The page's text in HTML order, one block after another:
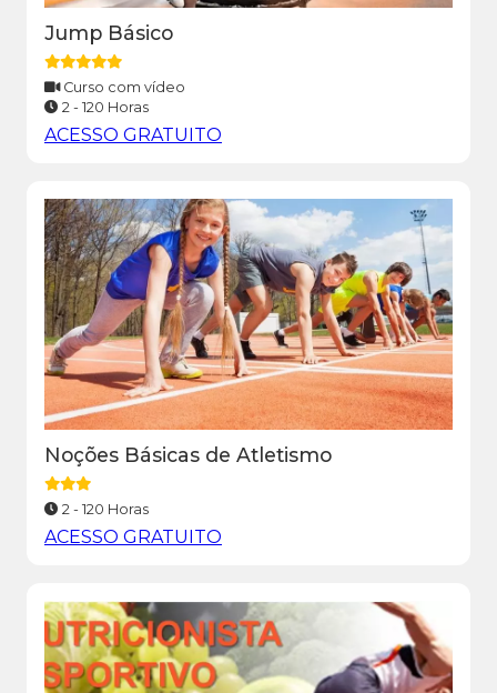
Jump Básico
Curso com vídeo
2 - 120 Horas
ACESSO GRATUITO
Noções Básicas de Atletismo
2 - 120 Horas
ACESSO GRATUITO